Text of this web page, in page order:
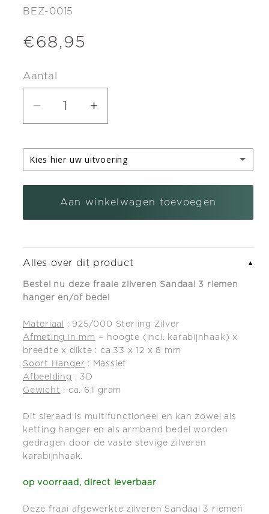
SKU:
BEZ-0015
Normale
€68,95
Aantal
Aantal
voor
Zilveren
Sandaal
riemen
en/of
bedel
Aantal
voor
Zilveren
Sandaal
3
riemen
en/of
bedel
Kies hier uw uitvoering
zilveren kettinghanger
Aan winkelwagen toevoegen
Alles over dit product ▼
Bestel nu deze fraaie zilveren Sandaal 3 riemen
hanger en/of bedel
Materiaal
: 925/000 Sterling Zilver
Afmeting in mm = hoogte (incl. karabijnhaak) x
breedte x dikte : ca.33 x 12 x 8 mm
Soort Hanger : Massief
Afbeelding : 3D
Gewicht : ca. 6,1 gram
Dit sieraad is multifunctioneel en kan zowel als
ketting hanger en als armband bedel worden
gedragen door de vaste stevige zilveren
karabijnhaak.
op voorraad, direct leverbaar
Deze fraai afgewerkte zilveren Sandaal 3 riemen